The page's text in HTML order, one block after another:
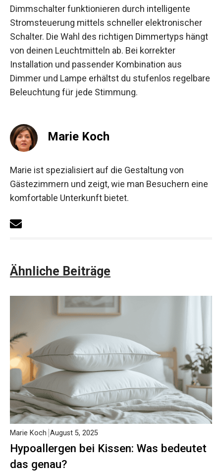
Dimmschalter funktionieren durch intelligente
Stromsteuerung mittels schneller elektronischer
Schalter. Die Wahl des richtigen Dimmertyps hängt
von deinen Leuchtmitteln ab. Bei korrekter
Installation und passender Kombination aus
Dimmer und Lampe erhältst du stufenlos regelbare
Beleuchtung für jede Stimmung.
Marie Koch
Marie ist spezialisiert auf die Gestaltung von
Gästezimmern und zeigt, wie man Besuchern eine
komfortable Unterkunft bietet.
Ähnliche Beiträge
Hypoallergen bei Kissen: Was bedeutet
das genau?
Marie Koch August 5, 2025